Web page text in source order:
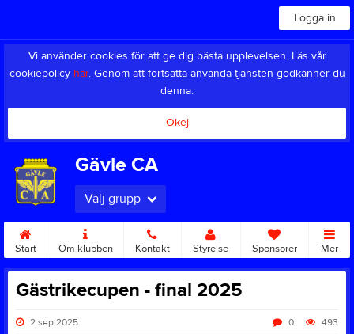
Logga in
Vi använder cookies för att ge dig bästa upplevelsen. Läs vår
cookiepolicy här. Genom att fortsätta använda tjänsten godkänner du
denna.
Okej
Gävle CA
Välj grupp
Start Om klubben Kontakt Styrelse Sponsorer Mer
Gästrikecupen - final 2025
2 sep 2025 493
0